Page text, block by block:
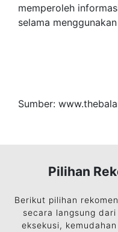
memperoleh
selama
Sumber:
Pilihan
Berikut pilihan
secara langsung
eksekusi,